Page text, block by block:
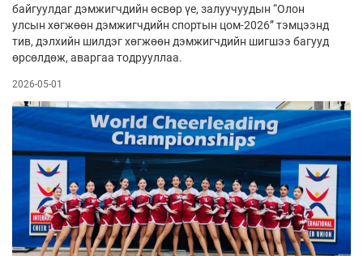
байгуулдаг дэмжигчдийн өсвөр үе, залуучуудын “Олон
улсын хөгжөөн дэмжигчдийн спортын цом-2026” тэмцээнд
тив, дэлхийн шилдэг хөгжөөн дэмжигчдийн шигшээ багууд
өрсөлдөж, аваргаа тодрууллаа.
2026-05-01